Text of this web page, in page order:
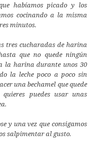
habíamos picado y los
cocinando a la misma
minutos.
tres cucharadas de harina
que no quede ningún
la harina durante unos 30
la leche poco a poco sin
una bechamel que quede
puedes usar unas
y una vez que consigamos
salpimentar al gusto.